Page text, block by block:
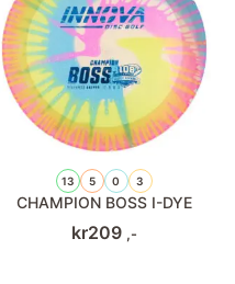
13 5 0 3
CHAMPION BOSS I-DYE
kr209 ,-